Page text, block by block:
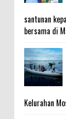
santunan
bersama di
Kelurahan